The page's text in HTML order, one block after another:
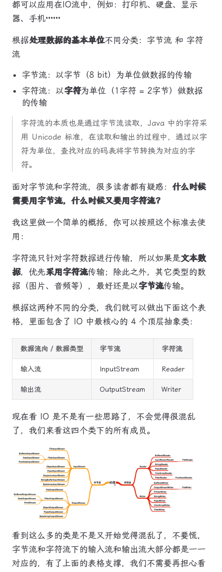
都可以应用在IO流中，例如：打印机、硬盘、显示
器、手机······
根据处理数据的基本单位不同分类：字节流 和 字符
流
字节流：以字节（8 bit）为单位做数据的传输
字符流：以字符为单位（1字符 = 2字节）做数据
的传输
字符流的本质也是通过字节流读取，Java 中的字符采
用 Unicode 标准，在读取和输出的过程中，通过以字
符为单位，查找对应的码表将字节转换为对应的字
符。
面对字节流和字符流，很多读者都有疑惑： 什么时候
需要用字节流，什么时候又要用字符流？
我这里做一个简单的概括，你可以按照这个标准去使
用：
字符流只针对字符数据进行传输，所以如果是文本数
据，优先采用字符流传输；除此之外，其它类型的数
据（图片、音频等），最好还是以字节流传输。
根据这两种不同的分类，我们就可以做出下面这个表
格，里面包含了 IO 中最核心的 4 个顶层抽象类：
数据流向 / 数据类型 字节流 字符流
输入流 InputStream Reader
输出流 OutputStream Writer
现在看 IO 是不是有一些思路了，不会觉得很混乱
了，我们来看这四个类下的所有成员。
看到这么多的类是不是又开始觉得混乱了，不要慌，
字节流和字符流下的输入流和输出流大部分都是一一
对应的，有了上面的表格支撑，我们不需要再担心看